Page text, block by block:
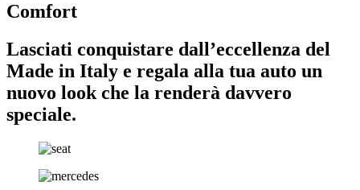
Comfort
Lasciati conquistare dall’eccellenza del
Made in Italy e regala alla tua auto un
nuovo look che la renderà davvero
speciale.